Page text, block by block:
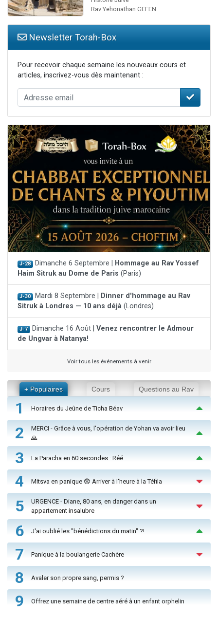
Rav Yehonathan GEFEN
Newsletter Torah-Box
Pour recevoir chaque semaine les nouveaux cours et
articles, inscrivez-vous dès maintenant :
J-28 Dimanche 6 Septembre |
Hommage au Rav Yossef
Haim Sitruk au Dome de Paris (Paris)
J-30 Mardi 8 Septembre |
Dinner d'hommage au Rav
Sitruk à Londres — 10 ans déjà (Londres)
J-7 Dimanche 16 Août | Venez rencontrer le Admour
de Ungvar à Natanya!
Voir tous les événements à venir
+ Populaires Cours Questions au Rav
1 Horaires du Jeûne de Ticha Béav
2
MERCI - Grâce à vous, l'opération de Yohan va avoir lieu
🙏
3 La Paracha en 60 secondes : Réé
4 Mitsva en panique 😨 Arriver à l'heure à la Téfila
5
URGENCE - Diane, 80 ans, en danger dans un
appartement insalubre
6 J'ai oublié les "bénédictions du matin" ?!
7 Panique à la boulangerie Cachère
8 Avaler son propre sang, permis ?
9 Offrez une semaine de centre aéré à un enfant orphelin